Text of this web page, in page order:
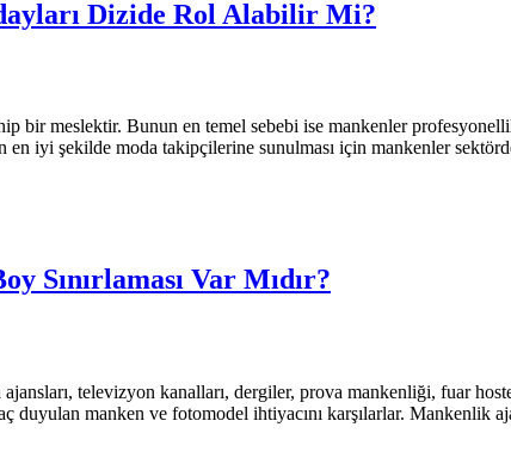
Dizide Rol Alabilir Mi?
bir meslektir. Bunun en temel sebebi ise mankenler
en iyi şekilde moda takipçilerine sunulması için mankenler
Sınırlaması Var Mıdır?
televizyon kanalları, dergiler, prova mankenliği, fuar
duyulan manken ve fotomodel ihtiyacını karşılarlar. Mankenlik